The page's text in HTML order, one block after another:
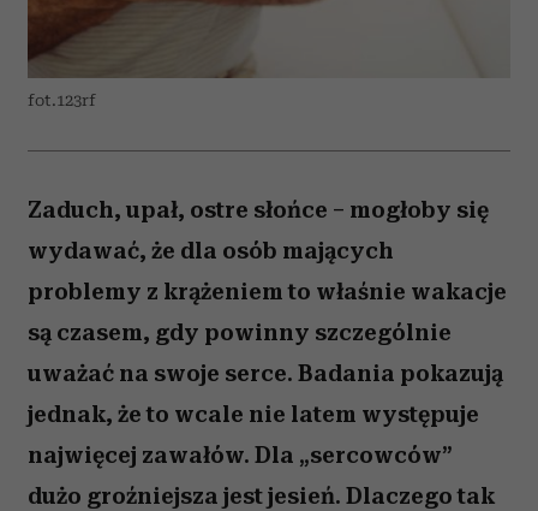
fot.123rf
Zaduch, upał, ostre słońce – mogłoby się
wydawać, że dla osób mających
problemy z krążeniem to właśnie wakacje
są czasem, gdy powinny szczególnie
uważać na swoje serce. Badania pokazują
jednak, że to wcale nie latem występuje
najwięcej zawałów. Dla „sercowców”
dużo groźniejsza jest jesień. Dlaczego tak